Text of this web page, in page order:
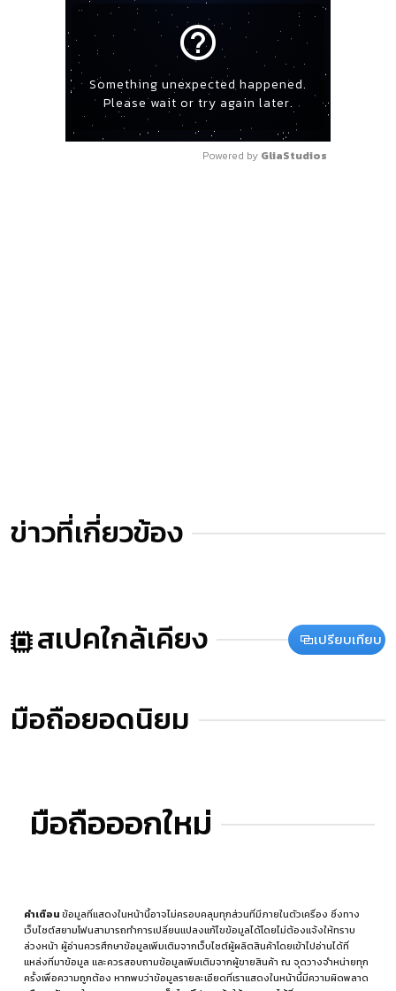
help_outline
Something unexpected happened.
Please wait or try again later.
Powered by GliaStudios
ข่าวที่เกี่ยวข้อง
สเปคใกล้เคียง เปรียบเทียบ
มือถือยอดนิยม
มือถือออกใหม่
คำเตือนข้อมูลที่แสดงในหน้านี้อาจไม่ครอบคลุมทุกส่วนที่มีภายในตัวเครื่อง ซึ่งทาง
เว็บไซต์สยามโฟนสามารถทำการเปลี่ยนแปลงแก้ไขข้อมูลได้โดยไม่ต้องแจ้งให้ทราบ
ล่วงหน้า ผู้อ่านควรศึกษาข้อมูลเพิ่มเติมจากเว็บไซต์ผู้ผลิตสินค้าโดยเข้าไปอ่านได้ที่
แหล่งที่มาข้อมูล และควรสอบถามข้อมูลเพิ่มเติมจากผู้ขายสินค้า ณ จุดวางจำหน่ายทุก
ครั้งเพื่อความถูกต้อง หากพบว่าข้อมูลรายละเอียดที่เราแสดงในหน้านี้มีความผิดพลาด